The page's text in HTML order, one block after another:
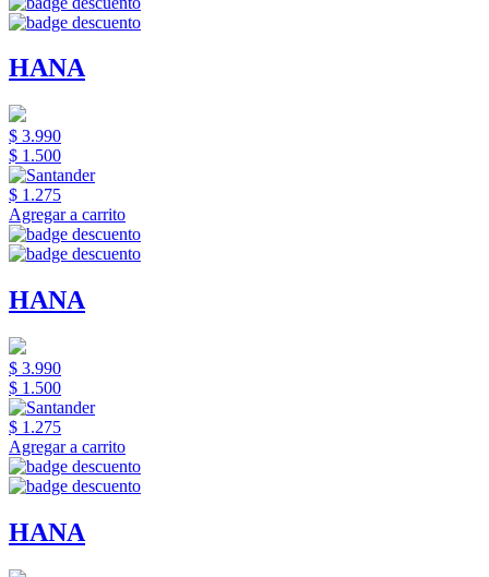
HANA
$ 3.990
$ 1.500
$ 1.275
Agregar a carrito
HANA
$ 3.990
$ 1.500
$ 1.275
Agregar a carrito
HANA